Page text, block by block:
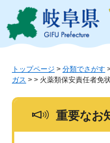
ジ
ュ
トップページ > 分類でさがす
ガス > > 火薬類保安責任者免
重要なお